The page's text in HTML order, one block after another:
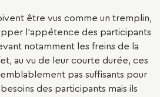
être vus comme un tremplin,
l’appétence des participants
notamment les freins de la
au vu de leur courte durée, ces
pas suffisants pour
des participants mais ils